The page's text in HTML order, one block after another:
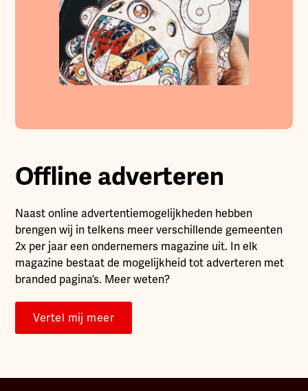
Offline adverteren
Naast online advertentiemogelijkheden hebben
brengen wij in telkens meer verschillende gemeenten
2x per jaar een ondernemers magazine uit. In elk
magazine bestaat de mogelijkheid tot adverteren met
branded pagina’s. Meer weten?
Vertel mij meer